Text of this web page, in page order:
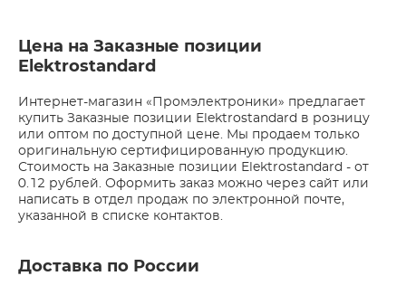
Цена на Заказные позиции
Elektrostandard
Интернет-магазин «Промэлектроники» предлагает
купить Заказные позиции Elektrostandard в розницу
или оптом по доступной цене. Мы продаем только
оригинальную сертифицированную продукцию.
Стоимость на Заказные позиции Elektrostandard - от
0.12 рублей. Оформить заказ можно через сайт или
написать в отдел продаж по электронной почте,
указанной в списке контактов.
Доставка по России